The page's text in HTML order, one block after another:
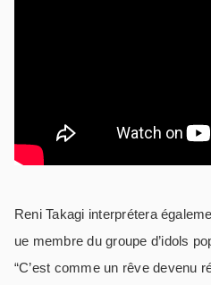
Reni Takagi interprétera
ue membre du groupe d’idols
“C’est comme un rêve devenu